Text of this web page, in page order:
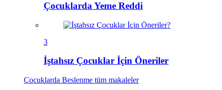
Çocuklarda Yeme Reddi
3
İştahsız Çocuklar İçin Öneriler
Çocuklarda Beslenme tüm makaleler